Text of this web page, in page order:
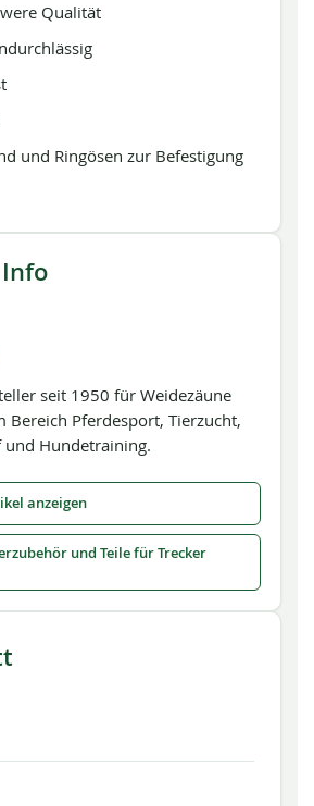
Qualität
und Ringösen zur Befestigung
seit 1950 für Weidezäune
Bereich Pferdesport, Tierzucht,
und Hundetraining.
anzeigen
und Teile für Trecker